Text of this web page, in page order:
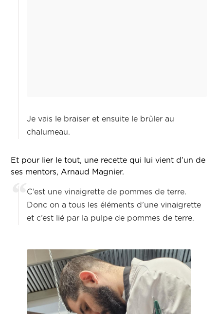
Je vais le braiser et ensuite le brûler au
chalumeau.
Et pour lier le tout, une recette qui lui vient d’un de
ses mentors, Arnaud Magnier.
C’est une vinaigrette de pommes de terre.
Donc on a tous les éléments d’une vinaigrette
et c’est lié par la pulpe de pommes de terre.